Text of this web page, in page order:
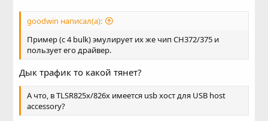
goodwin написал(а):
Пример (с 4 bulk) эмулирует их же чип CH372/375 и
пользует его драйвер.
Дык трафик то какой тянет?
А что, в TLSR825x/826x имеется usb хост для USB host
accessory?